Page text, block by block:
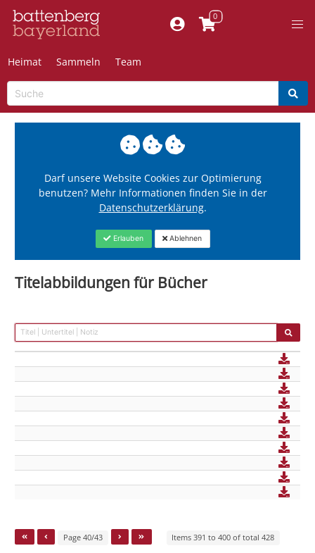
Heimat Sammeln Team
Darf unsere Website Cookies zur Optimierung
benutzen? Mehr Informationen finden Sie in der
Datenschutzerklärung.
Erlauben Ablehnen
Titelabbildungen für Bücher
Page 40/43 Items 391 to 400 of total 428